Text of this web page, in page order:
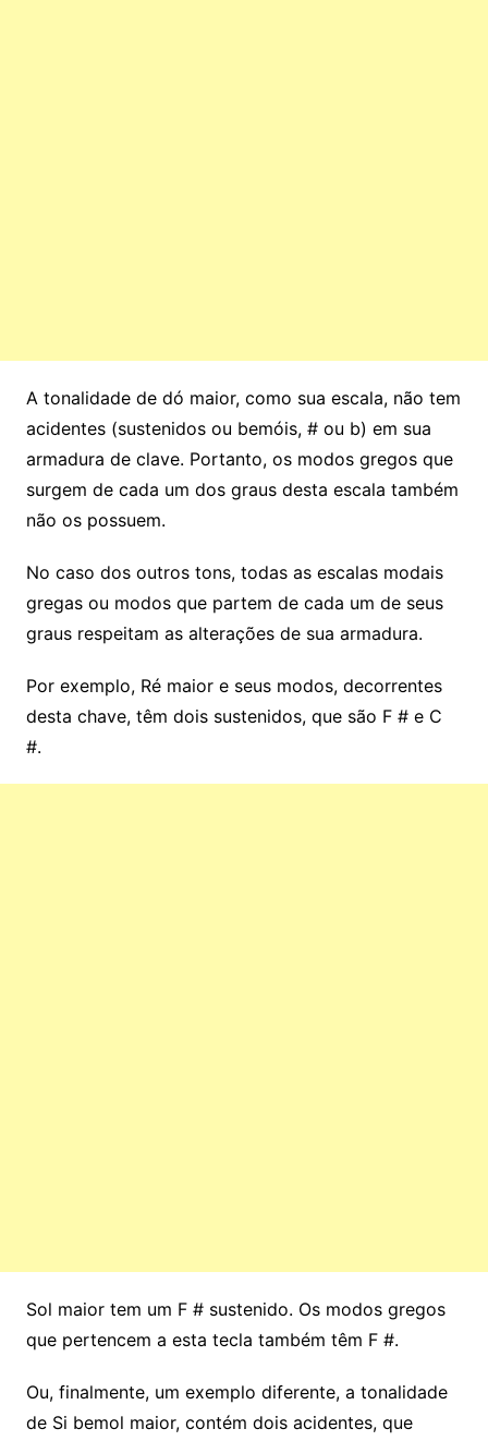
A tonalidade de dó maior, como sua escala, não tem
acidentes (sustenidos ou bemóis, # ou b) em sua
armadura de clave. Portanto, os modos gregos que
surgem de cada um dos graus desta escala também
não os possuem.
No caso dos outros tons, todas as escalas modais
gregas ou modos que partem de cada um de seus
graus respeitam as alterações de sua armadura.
Por exemplo, Ré maior e seus modos, decorrentes
desta chave, têm dois sustenidos, que são F # e C
#.
Sol maior tem um F # sustenido. Os modos gregos
que pertencem a esta tecla também têm F #.
Ou, finalmente, um exemplo diferente, a tonalidade
de Si bemol maior, contém dois acidentes, que